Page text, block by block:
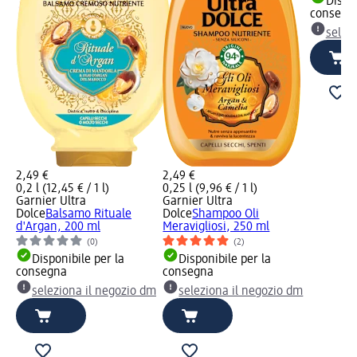
2,49 €
0,2 l (12,45 € / 1 l)
Garnier Ultra
DolceBalsamo Rituale
d'Argan, 200 ml
(0)
Disponibile per la
consegna
seleziona il negozio dm
2,49 €
0,25 l (9,96 € / 1 l)
Garnier Ultra
DolceShampoo Oli
Meravigliosi, 250 ml
(2)
Disponibile per la
consegna
seleziona il negozio dm